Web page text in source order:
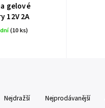
gelové
12V 2A
(10 ks)
Nejdražší Nejprodávanější